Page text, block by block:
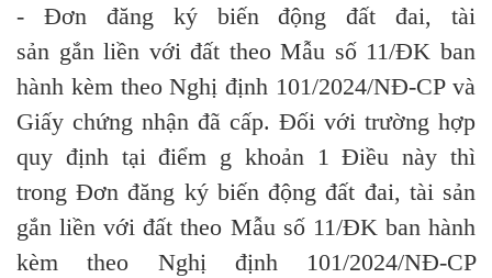
- Đơnđăng ký biến động đất đai, tài
sản gắnliền với đất theo Mẫu số 11/ĐK ban
hành kèm theo Nghị định 101/2024/NĐ-CPvà
Giấy chứng nhận đã cấp. Đối với trường hợp
quy định tại điểm g khoản 1 Điều này thì
trongĐơn đăng ký biến động đất đai, tài sản
gắn liền với đất theo Mẫu số 11/ĐK ban hành
kèm theo Nghị định 101/2024/NĐ-CP